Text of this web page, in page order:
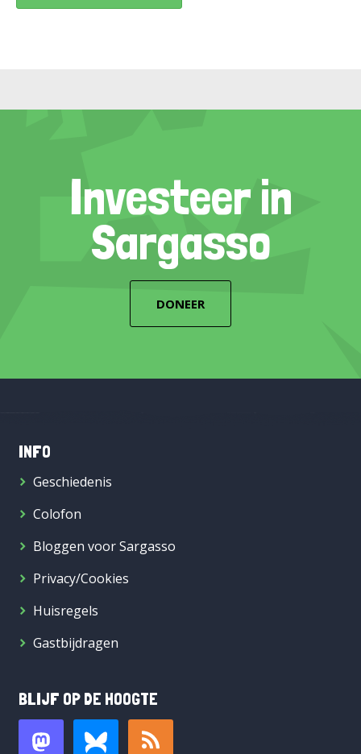
Investeer in
Sargasso
DONEER
INFO
Geschiedenis
Colofon
Bloggen voor Sargasso
Privacy/Cookies
Huisregels
Gastbijdragen
BLIJF OP DE HOOGTE